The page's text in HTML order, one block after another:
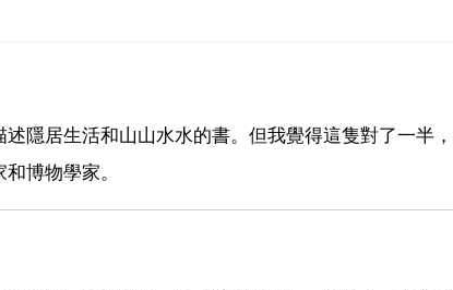
隱居生活和山山水水的書。但我覺得這隻對了一半
博物學家。